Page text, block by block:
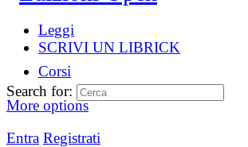
Leggi
SCRIVI UN LIBRICK
Corsi
More options
Entra Registrati
Search for: